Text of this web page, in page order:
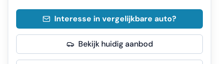
Interesse in vergelijkbare auto?
Bekijk huidig aanbod